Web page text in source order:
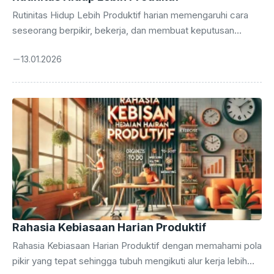
Rutinitas Hidup Lebih Produktif harian memengaruhi cara
seseorang berpikir, bekerja, dan membuat keputusan
menghadapi tuntutan pekerjaan yang semakin padat dan
aktivitasnya tidak tertata dengan baik. Dengan memahami
faktor internal seperti kebiasaan, pola tidur, serta siklus
energi, seseorang dapat mulai membentuk hidup produktif
yang lebih stabil dan mudah di jalani. Pencarian di Google
beberapa tahun terakhir menunjukkan peningkatan besar
pada ...
13.01.2026
Rahasia Kebiasaan Harian Produktif
Rahasia Kebiasaan Harian Produktif dengan memahami pola
pikir yang tepat sehingga tubuh mengikuti alur kerja lebih